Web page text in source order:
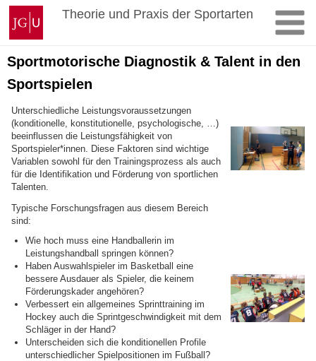
Zum
Inhalt
springen
Johannes
Gutenberg-
Universität
Mainz
Theorie und Praxis der Sportarten
Sportmotorische Diagnostik & Talent in den
Sportspielen
Unterschiedliche Leistungsvoraussetzungen
(konditionelle, konstitutionelle, psychologische, …)
beeinflussen die Leistungsfähigkeit von
Sportspieler*innen. Diese Faktoren sind wichtige
Variablen sowohl für den Trainingsprozess als auch
für die Identifikation und Förderung von sportlichen
Talenten.
Typische Forschungsfragen aus diesem Bereich
sind:
Wie hoch muss eine Handballerin im
Leistungshandball springen können?
Haben Auswahlspieler im Basketball eine
bessere Ausdauer als Spieler, die keinem
Förderungskader angehören?
Verbessert ein allgemeines Sprinttraining im
Hockey auch die Sprintgeschwindigkeit mit dem
Schläger in der Hand?
Unterscheiden sich die konditionellen Profile
unterschiedlicher Spielpositionen im Fußball?